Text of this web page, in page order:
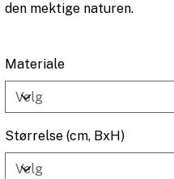
den mektige naturen.
Materiale
Størrelse (cm, BxH)